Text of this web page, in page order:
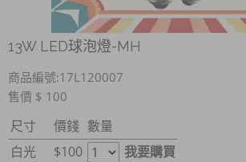
13W LED球泡燈-MH
商品編號:17L120007
售價 $ 100
尺寸 價錢 數量
白光
$100
我要購買